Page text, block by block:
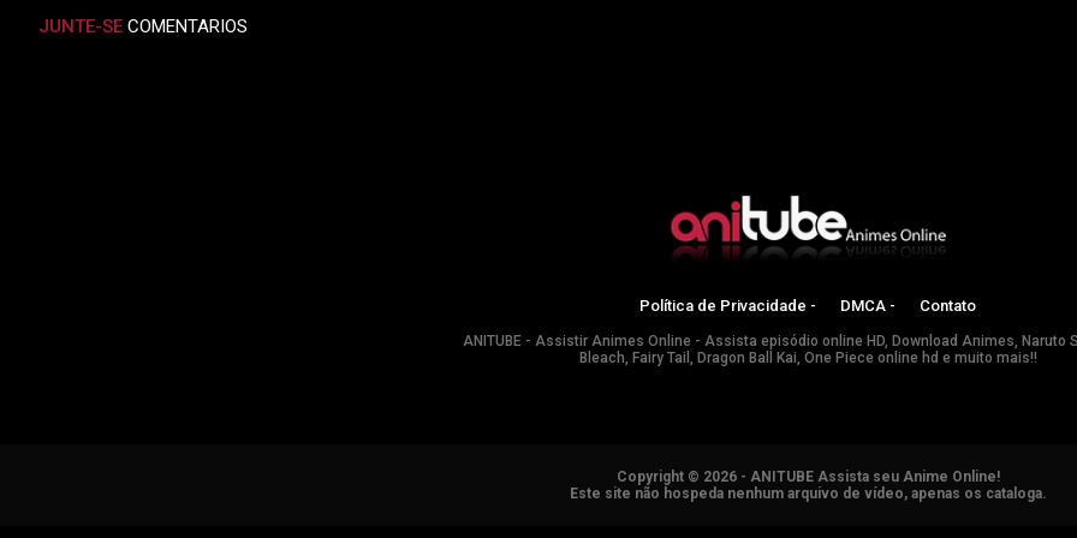
JUNTE-SE COMENTARIOS
Política de Privacidade - DMCA - Contato
ANITUBE - Assistir Animes Online - Assista episódio online HD, Download Animes, Naruto
Bleach, Fairy Tail, Dragon Ball Kai, One Piece online hd e muito mais!!
Copyright © 2026 - ANITUBE Assista seu Anime Online!
Este site não hospeda nenhum arquivo de vídeo, apenas os cataloga.